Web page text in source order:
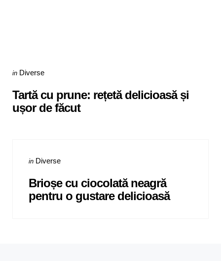
Categories
Posted
in Diverse
Tartă cu prune: rețetă delicioasă și
ușor de făcut
Categories
Posted
in Diverse
Brioșe cu ciocolată neagră
pentru o gustare delicioasă